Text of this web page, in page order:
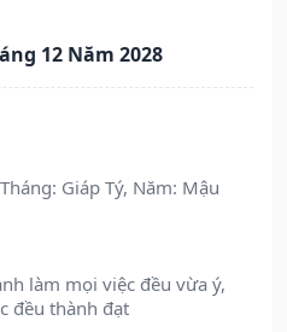
12 Năm 2028
Giáp Tý, Năm: Mậu
làm mọi việc đều vừa ý,
đều thành đạt